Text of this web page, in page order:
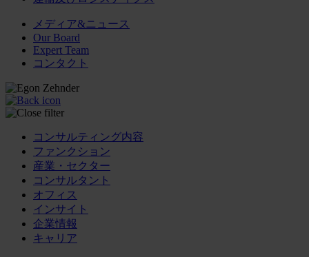
メディア&ニュース
Our Board
Expert Team
コンタクト
コンサルティング内容
ファンクション
産業・セクター
コンサルタント
オフィス
インサイト
企業情報
キャリア